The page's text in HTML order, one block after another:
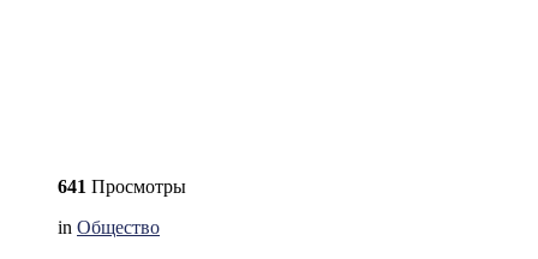
641 Просмотры
in Общество